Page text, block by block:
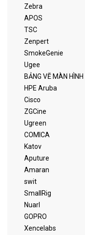
Zebra
APOS
TSC
Zenpert
SmokeGenie
Ugee
BẢNG VẼ MÀN HÌNH
HPE Aruba
Cisco
ZGCine
Ugreen
COMICA
Katov
Aputure
Amaran
swit
SmallRig
Nuarl
GOPRO
Xencelabs